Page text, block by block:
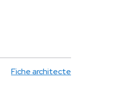
Fiche architecte